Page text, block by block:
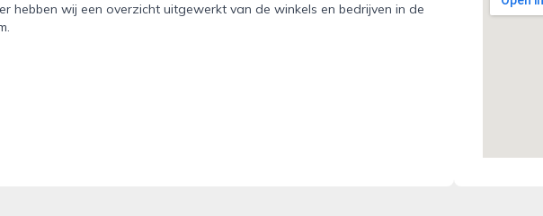
hebben wij een overzicht uitgewerkt van de winkels en bedrijven in de